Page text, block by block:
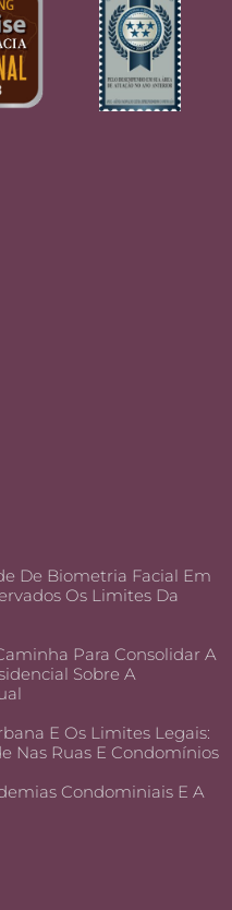
De Biometria Facial Em
Os Limites Da
Para Consolidar A
Sobre A
E Os Limites Legais:
Nas Ruas E Condomínios
Condominiais E A